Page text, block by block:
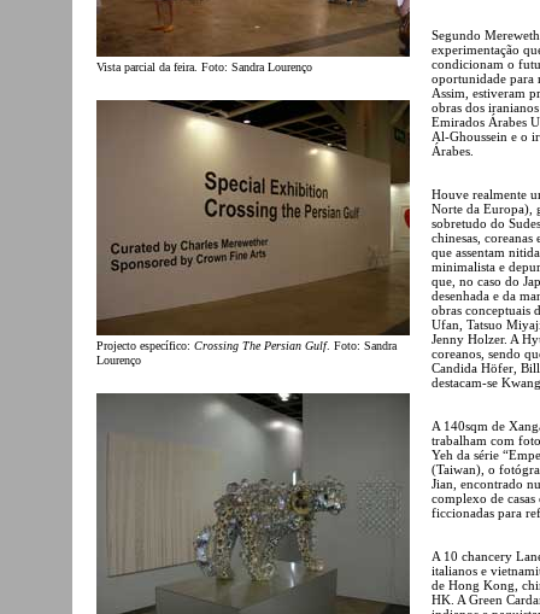
Vista parcial da feira. Foto: Sandra Lourenço
Projecto específico: Crossing The Persian Gulf. Foto: Sandra
Lourenço
Segundo
experimentação
condicionam o
oportunidade para
Assim, estiveram
obras dos
Emirados Árabes
Al-Ghoussein e o
Árabes.
Houve realmente
Norte da Europa),
sobretudo do
chinesas, coreanas
que assentam
minimalista e
que, no caso do
desenhada e da
obras conceptuais
Ufan, Tatsuo
Jenny Holzer. A
coreanos, sendo
Candida Höfer, Bill
destacam-se
A 140sqm de
trabalham com
Yeh da série
(Taiwan), o
Jian, encontrado
complexo de
ficcionadas para
A 10 chancery
italianos e
de Hong Kong,
HK. A Green